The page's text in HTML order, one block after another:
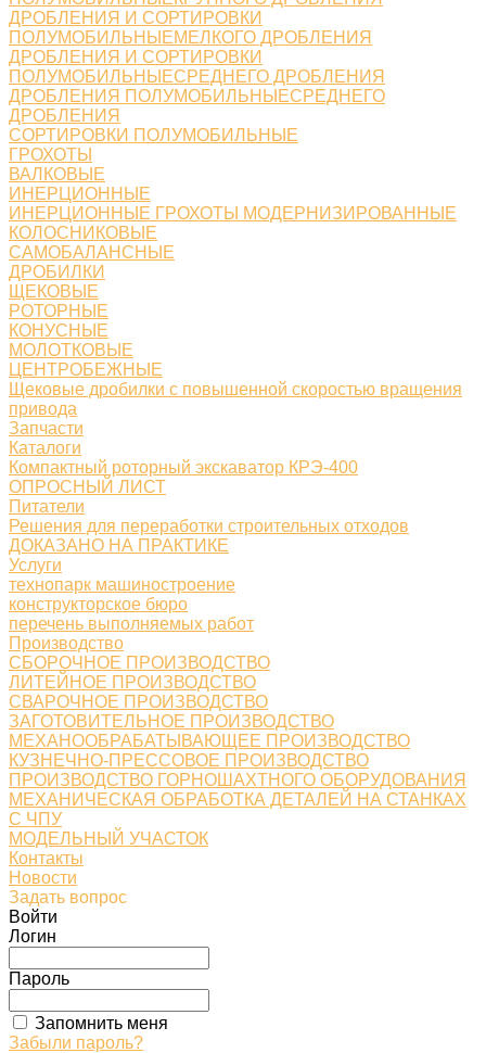
ДРОБЛЕНИЯ И СОРТИРОВКИ
ПОЛУМОБИЛЬНЫЕМЕЛКОГО ДРОБЛЕНИЯ
ДРОБЛЕНИЯ И СОРТИРОВКИ
ПОЛУМОБИЛЬНЫЕСРЕДНЕГО ДРОБЛЕНИЯ
ДРОБЛЕНИЯ ПОЛУМОБИЛЬНЫЕСРЕДНЕГО
ДРОБЛЕНИЯ
СОРТИРОВКИ ПОЛУМОБИЛЬНЫЕ
ГРОХОТЫ
ВАЛКОВЫЕ
ИНЕРЦИОННЫЕ
ИНЕРЦИОННЫЕ ГРОХОТЫ МОДЕРНИЗИРОВАННЫЕ
КОЛОСНИКОВЫЕ
САМОБАЛАНСНЫЕ
ДРОБИЛКИ
ЩЕКОВЫЕ
РОТОРНЫЕ
КОНУСНЫЕ
МОЛОТКОВЫЕ
ЦЕНТРОБЕЖНЫЕ
Щековые дробилки с повышенной скоростью вращения
привода
Запчасти
Каталоги
Компактный роторный экскаватор КРЭ-400
ОПРОСНЫЙ ЛИСТ
Питатели
Решения для переработки строительных отходов
ДОКАЗАНО НА ПРАКТИКЕ
Услуги
технопарк машиностроение
конструкторское бюро
перечень выполняемых работ
Производство
СБОРОЧНОЕ ПРОИЗВОДСТВО
ЛИТЕЙНОЕ ПРОИЗВОДСТВО
СВАРОЧНОЕ ПРОИЗВОДСТВО
ЗАГОТОВИТЕЛЬНОЕ ПРОИЗВОДСТВО
МЕХАНООБРАБАТЫВАЮЩЕЕ ПРОИЗВОДСТВО
КУЗНЕЧНО-ПРЕССОВОЕ ПРОИЗВОДСТВО
ПРОИЗВОДСТВО ГОРНОШАХТНОГО ОБОРУДОВАНИЯ
МЕХАНИЧЕСКАЯ ОБРАБОТКА ДЕТАЛЕЙ НА СТАНКАХ
С ЧПУ
МОДЕЛЬНЫЙ УЧАСТОК
Контакты
Новости
Задать вопрос
Войти
Логин
Пароль
Запомнить меня
Забыли пароль?